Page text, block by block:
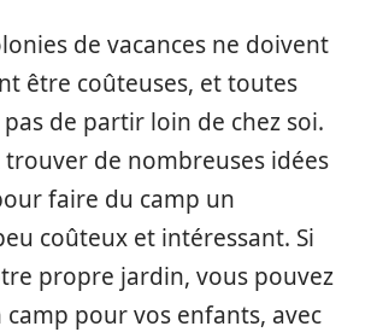
de vacances ne doivent
être coûteuses, et toutes
de partir loin de chez soi.
trouver de nombreuses idées
faire du camp un
coûteux et intéressant. Si
propre jardin, vous pouvez
pour vos enfants, avec